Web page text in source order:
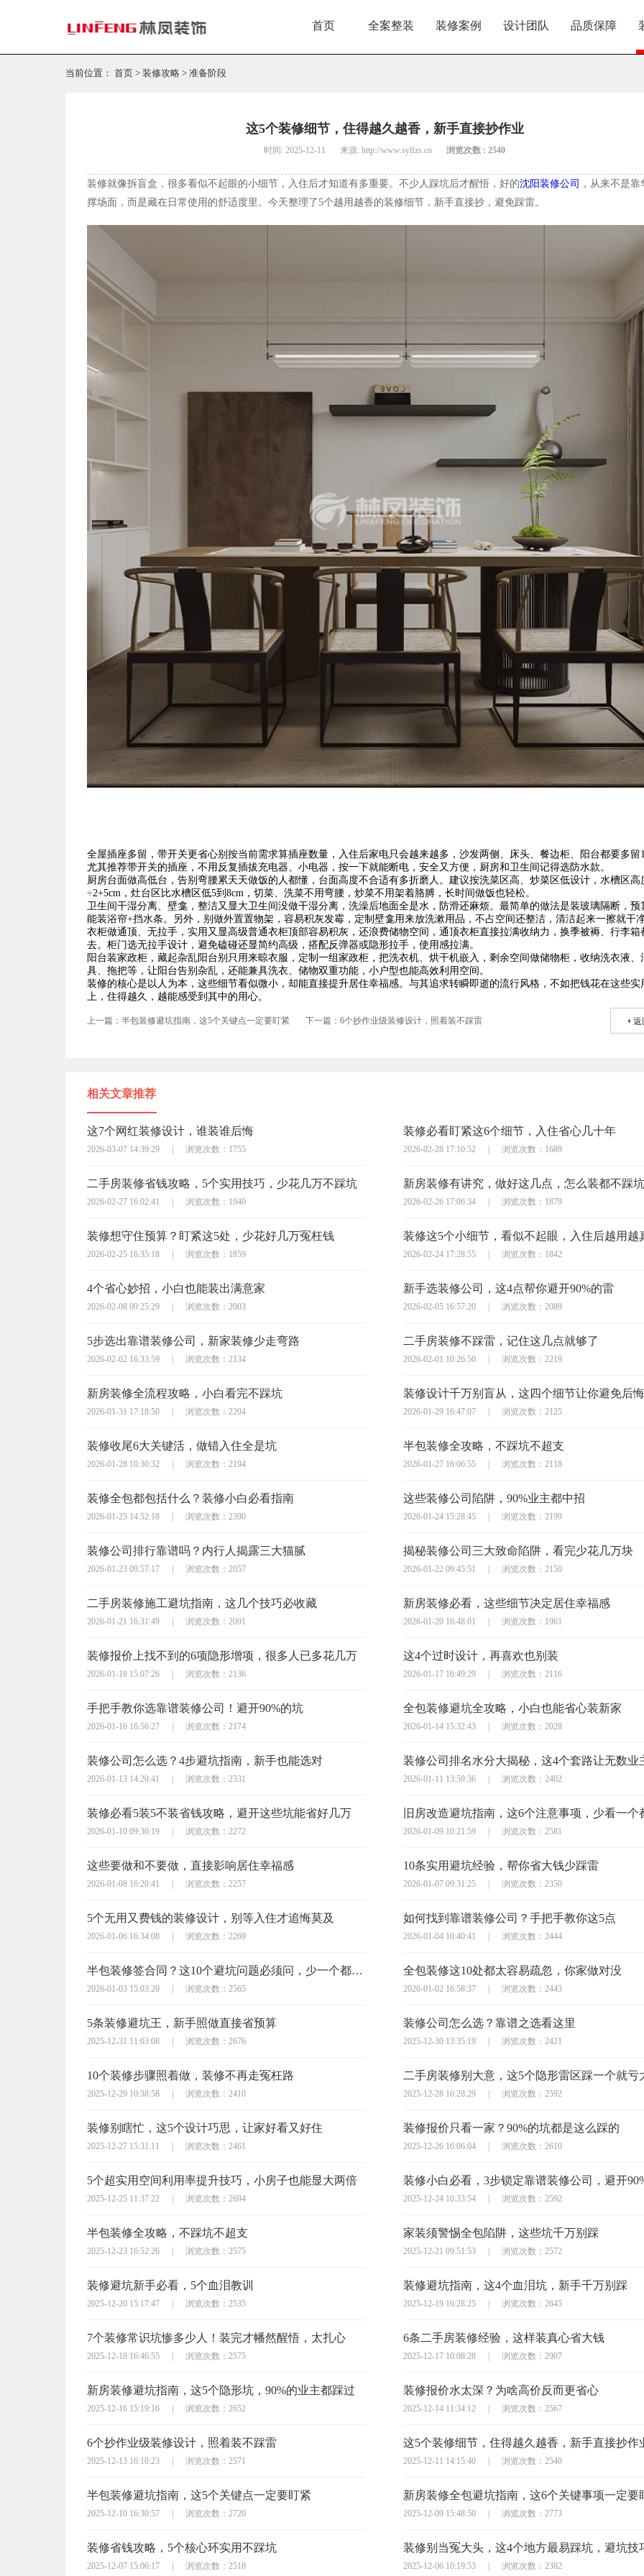
首页 全案整装 装修案例 设计团队 品质保障
当前位置： 首页 > 装修攻略 > 准备阶段
这5个装修细节，住得越久越香，新手直接抄作业
时间: 2025-12-11 来源: http://www.sylfzs.cn 浏览次数 : 2540
装修就像拆盲盒，很多看似不起眼的小细节，入住后才知道有多重要。不少人踩坑后才醒悟，好的沈阳装修公司
，从来不是
撑场面，而是藏在日常使用的舒适度里。今天整理了5个越用越香的装修细节，新手直接抄，避免踩雷。
全屋插座多留，带开关更省心别按当前需求算插座数量，入住后家电只会越来越多，沙发两侧、床头、餐边柜、阳台都要多留
尤其推荐带开关的插座，不用反复插拔充电器、小电器，按一下就能断电，安全又方便，厨房和卫生间记得选防水款。
厨房台面做高低台，告别弯腰累天天做饭的人都懂，台面高度不合适有多折磨人。建议按洗菜区高、炒菜区低设计，水槽区高
÷2+5cm，灶台区比水槽区低5到8cm，切菜、洗菜不用弯腰，炒菜不用架着胳膊，长时间做饭也轻松。
卫生间干湿分离、壁龛，整洁又显大卫生间没做干湿分离，洗澡后地面全是水，防滑还麻烦。最简单的做法是装玻璃隔断，预
能装浴帘+挡水条。另外，别做外置置物架，容易积灰发霉，定制壁龛用来放洗漱用品，不占空间还整洁，清洁起来一擦就干
衣柜做通顶、无拉手，实用又显高级普通衣柜顶部容易积灰，还浪费储物空间，通顶衣柜直接拉满收纳力，换季被褥、行李箱
去。柜门选无拉手设计，避免磕碰还显简约高级，搭配反弹器或隐形拉手，使用感拉满。
阳台装家政柜，藏起杂乱阳台别只用来晾衣服，定制一组家政柜，把洗衣机、烘干机嵌入，剩余空间做储物柜，收纳洗衣液、
具、拖把等，让阳台告别杂乱，还能兼具洗衣、储物双重功能，小户型也能高效利用空间。
装修的核心是以人为本，这些细节看似微小，却能直接提升居住幸福感。与其追求转瞬即逝的流行风格，不如把钱花在这些实
上，住得越久，越能感受到其中的用心。
上一篇：半包装修避坑指南，这5个关键点一定要盯紧 下一篇：6个抄作业级装修设计，照着装不踩雷 返
相关文章推荐
这7个网红装修设计，谁装谁后悔
2026-03-07 14:39:29 浏览次数：1755
装修必看盯紧这6个细节，入住省心几十年
2026-02-28 17:10:52 浏览次数：1689
二手房装修省钱攻略，5个实用技巧，少花几万不踩坑
2026-02-27 16:02:41 浏览次数：1940
新房装修有讲究，做好这几点，怎么装都不踩坑
2026-02-26 17:06:34 浏览次数：1879
装修想守住预算？盯紧这5处，少花好几万冤枉钱
2026-02-25 16:35:18 浏览次数：1859
装修这5个小细节，看似不起眼，入住后越用越
2026-02-24 17:28:55 浏览次数：1842
4个省心妙招，小白也能装出满意家
2026-02-08 09:25:29 浏览次数：2003
新手选装修公司，这4点帮你避开90%的雷
2026-02-05 16:57:20 浏览次数：2089
5步选出靠谱装修公司，新家装修少走弯路
2026-02-02 16:33:59 浏览次数：2134
二手房装修不踩雷，记住这几点就够了
2026-02-01 10:26:50 浏览次数：2219
新房装修全流程攻略，小白看完不踩坑
2026-01-31 17:18:50 浏览次数：2204
装修设计千万别盲从，这四个细节让你避免后悔
2026-01-29 16:47:07 浏览次数：2125
装修收尾6大关键活，做错入住全是坑
2026-01-28 10:30:32 浏览次数：2194
半包装修全攻略，不踩坑不超支
2026-01-27 16:06:55 浏览次数：2118
装修全包都包括什么？装修小白必看指南
2026-01-25 14:52:18 浏览次数：2390
这些装修公司陷阱，90%业主都中招
2026-01-24 15:28:45 浏览次数：2199
装修公司排行靠谱吗？内行人揭露三大猫腻
2026-01-23 09:57:17 浏览次数：2057
揭秘装修公司三大致命陷阱，看完少花几万块
2026-01-22 09:45:51 浏览次数：2150
二手房装修施工避坑指南，这几个技巧必收藏
2026-01-21 16:31:49 浏览次数：2091
新房装修必看，这些细节决定居住幸福感
2026-01-20 16:48:01 浏览次数：1961
装修报价上找不到的6项隐形增项，很多人已多花几万
2026-01-18 15:07:26 浏览次数：2136
这4个过时设计，再喜欢也别装
2026-01-17 16:49:29 浏览次数：2116
手把手教你选靠谱装修公司！避开90%的坑
2026-01-16 16:56:27 浏览次数：2174
全包装修避坑全攻略，小白也能省心装新家
2026-01-14 15:32:43 浏览次数：2028
装修公司怎么选？4步避坑指南，新手也能选对
2026-01-13 14:20:41 浏览次数：2331
装修公司排名水分大揭秘，这4个套路让无数业
2026-01-11 13:59:36 浏览次数：2402
装修必看5装5不装省钱攻略，避开这些坑能省好几万
2026-01-10 09:30:19 浏览次数：2272 2026-01-09 10:21:59 浏览次数：2581
这些要做和不要做，直接影响居住幸福感
2026-01-08 16:20:41 浏览次数：2257
10条实用避坑经验，帮你省大钱少踩雷
2026-01-07 09:31:25 浏览次数：2350
5个无用又费钱的装修设计，别等入住才追悔莫及
2026-01-06 16:34:08 浏览次数：2269
如何找到靠谱装修公司？手把手教你这5点
2026-01-04 10:40:41 浏览次数：2444
半包装修签合同？这10个避坑问题必须问，少一个都可能亏大
2026-01-03 15:03:20 浏览次数：2565
全包装修这10处都太容易疏忽，你家做对没
2026-01-02 16:58:37 浏览次数：2443
5条装修避坑王，新手照做直接省预算
2025-12-31 11:03:08 浏览次数：2676
装修公司怎么选？靠谱之选看这里
2025-12-30 13:35:19 浏览次数：2421
10个装修步骤照着做，装修不再走冤枉路
2025-12-29 10:38:58 浏览次数：2410
二手房装修别大意，这5个隐形雷区踩一个就亏
2025-12-28 16:28:29 浏览次数：2592
装修别瞎忙，这5个设计巧思，让家好看又好住
2025-12-27 15:31:11 浏览次数：2461
装修报价只看一家？90%的坑都是这么踩的
2025-12-26 16:06:04 浏览次数：2610
5个超实用空间利用率提升技巧，小房子也能显大两倍
2025-12-25 11:37:22 浏览次数：2694
装修小白必看，3步锁定靠谱装修公司，避开
2025-12-24 10:33:54 浏览次数：2592
半包装修全攻略，不踩坑不超支
2025-12-23 16:52:26 浏览次数：2575
家装须警惕全包陷阱，这些坑千万别踩
2025-12-21 09:51:53 浏览次数：2572
装修避坑新手必看，5个血泪教训
2025-12-20 15:17:47 浏览次数：2535
装修避坑指南，这4个血泪坑，新手千万别踩
2025-12-19 16:28:25 浏览次数：2645
7个装修常识坑惨多少人！装完才幡然醒悟，太扎心
2025-12-18 16:46:55 浏览次数：2575
6条二手房装修经验，这样装真心省大钱
2025-12-17 10:08:28 浏览次数：2907
新房装修避坑指南，这5个隐形坑，90%的业主都踩过
2025-12-16 15:19:16 浏览次数：2652
装修报价水太深？为啥高价反而更省心
2025-12-14 11:34:12 浏览次数：2567
6个抄作业级装修设计，照着装不踩雷
2025-12-13 16:10:23 浏览次数：2571
这5个装修细节，住得越久越香，新手直接抄作
2025-12-11 14:15:40 浏览次数：2540
半包装修避坑指南，这5个关键点一定要盯紧
2025-12-10 16:30:57 浏览次数：2720
新房装修全包避坑指南，这6个关键事项一定要
2025-12-09 15:48:50 浏览次数：2773
装修省钱攻略，5个核心环实用不踩坑
2025-12-07 15:06:17 浏览次数：2518 2025-12-06 10:19:53 浏览次数：2382